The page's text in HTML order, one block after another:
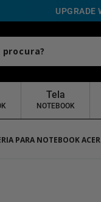
Tela
NOTEBOOK
PARA NOTEBOOK